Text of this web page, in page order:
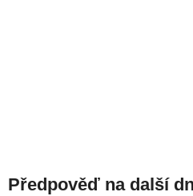
Předpověď na další